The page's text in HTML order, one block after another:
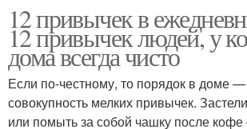
12 привычек в
12 привычек людей, у
дома всегда чисто
Если по-честному, то порядок в доме
совокупность мелких привычек.
или помыть за собой чашку после